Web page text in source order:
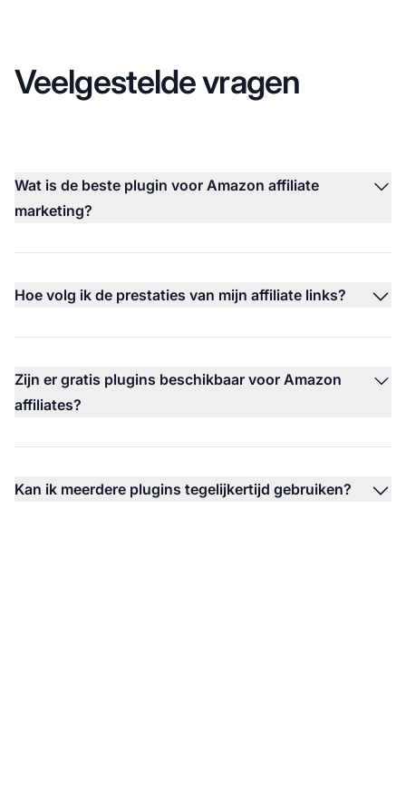
Veelgestelde vragen
Wat is de beste plugin voor Amazon affiliate
marketing?
Hoe volg ik de prestaties van mijn affiliate links?
Zijn er gratis plugins beschikbaar voor Amazon
affiliates?
Kan ik meerdere plugins tegelijkertijd gebruiken?